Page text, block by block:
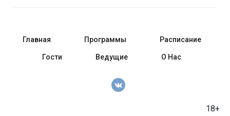
18+
Главная Программы Расписание
Гости Ведущие О Нас